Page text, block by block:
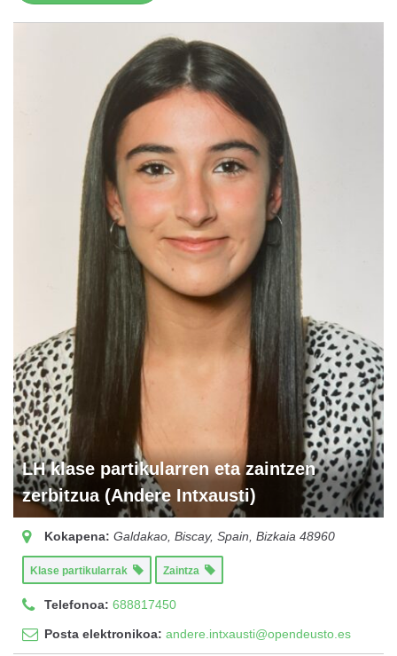
LH klase partikularren eta zaintzen
zerbitzua (Andere Intxausti)
Kokapena: Galdakao, Biscay, Spain, Bizkaia 48960
Klase partikularrak Zaintza
Telefonoa: 688817450
Posta elektronikoa: andere.intxausti@opendeusto.es